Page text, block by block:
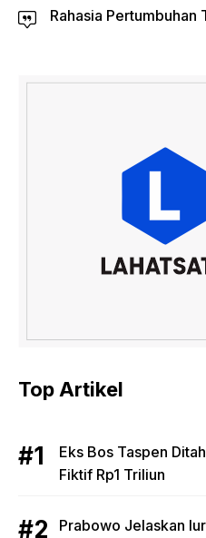
Rahasia
Top Artikel
Eks Bos Taspen
Fiktif Rp1 Triliun
Prabowo Jelaskan